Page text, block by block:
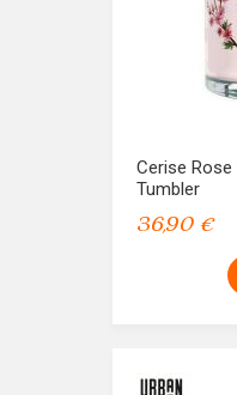
Cerise Rose
Tumbler
36,90 €